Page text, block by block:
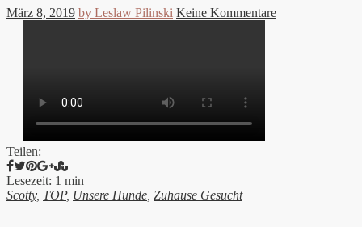
März 8, 2019 by Leslaw Pilinski Keine Kommentare
Teilen:
Lesezeit: 1 min
Scotty, TOP, Unsere Hunde Zuhause Gesucht